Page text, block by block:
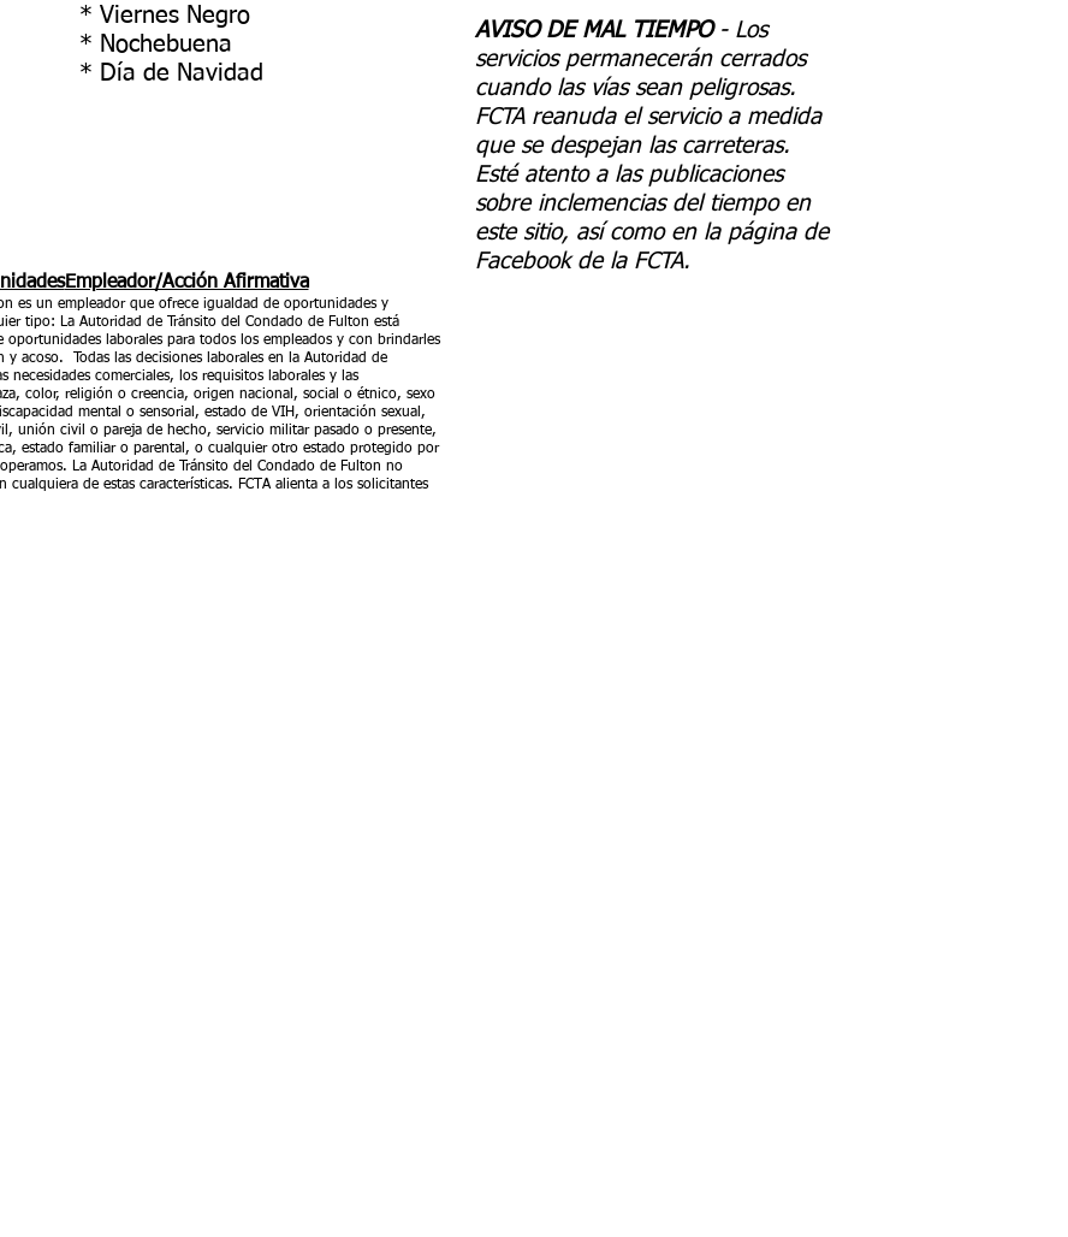
* Viernes Negro
* Nochebuena
* Día de Navidad
Empleador/Acción Afirmativa
es un empleador que ofrece igualdad de oportunidades y
tipo: La Autoridad de Tránsito del Condado de Fulton está
laborales para todos los empleados y con brindarles
acoso. Todas las decisiones laborales en la Autoridad de
necesidades comerciales, los requisitos laborales y las
color, religión o creencia, origen nacional, social o étnico, sexo
mental o sensorial, estado de VIH, orientación sexual,
unión civil o pareja de hecho, servicio militar pasado o presente,
estado familiar o parental, o cualquier otro estado protegido por
La Autoridad de Tránsito del Condado de Fulton no
de estas características. FCTA alienta a los solicitantes
AVISO DE MAL TIEMPO- Los
servicios permanecerán cerrados
cuando las vías sean peligrosas.
FCTA reanuda el servicio a medida
que se despejan las carreteras.
Esté atento a las publicaciones
sobre inclemencias del tiempo en
este sitio, así como en la página de
Facebook de la FCTA.